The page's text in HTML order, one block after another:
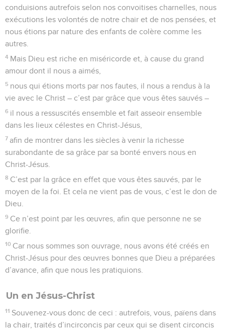
conduisions autrefois selon nos convoitises charnelles, nous
exécutions les volontés de notre chair et de nos pensées, et
nous étions par nature des enfants de colère comme les
autres.
4 Mais Dieu est riche en miséricorde et, à cause du grand
amour dont il nous a aimés,
5 nous qui étions morts par nos fautes, il nous a rendus à la
vie avec le Christ – c’est par grâce que vous êtes sauvés –
6 il nous a ressuscités ensemble et fait asseoir ensemble
dans les lieux célestes en Christ-Jésus,
7 afin de montrer dans les siècles à venir la richesse
surabondante de sa grâce par sa bonté envers nous en
Christ-Jésus.
8 C’est par la grâce en effet que vous êtes sauvés, par le
moyen de la foi. Et cela ne vient pas de vous, c’est le don de
Dieu.
9 Ce n’est point par les œuvres, afin que personne ne se
glorifie.
10 Car nous sommes son ouvrage, nous avons été créés en
Christ-Jésus pour des œuvres bonnes que Dieu a préparées
d’avance, afin que nous les pratiquions.
Un en Jésus-Christ
11 Souvenez-vous donc de ceci : autrefois, vous, païens dans
la chair, traités d’incirconcis par ceux qui se disent circoncis